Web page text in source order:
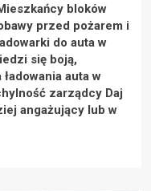
bloków
przed pożarem i
do auta w
się boją,
auta w
zarządcy Daj
angażujący lub w